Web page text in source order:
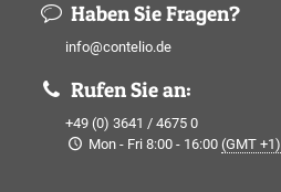
Haben Sie Fragen?
info@contelio.de
Rufen Sie an:
+49 (0) 3641 / 4675 0
Mon - Fri 8:00 - 16:00 (GMT +1)